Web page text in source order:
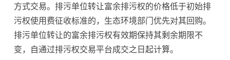
方式交易。排污单位转让富余排污权的价格低于初始排
污权使用费征收标准的，生态环境部门优先对其回购。
排污单位转让的富余排污权有效期保持其剩余期限不
变，自通过排污权交易平台成交之日起计算。